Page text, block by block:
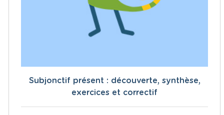
Subjonctif présent : découverte, synthèse,
exercices et correctif